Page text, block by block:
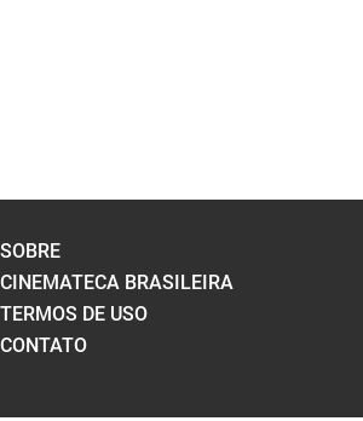
SOBRE
CINEMATECA BRASILEIRA
TERMOS DE USO
CONTATO